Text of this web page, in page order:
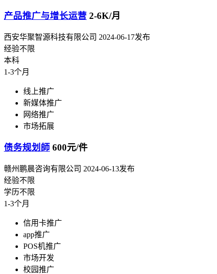
产品推广与增长运营 2-6K/月
西安华聚智源科技有限公司 2024-06-17发布
经验不限
本科
1-3个月
线上推广
新媒体推广
网络推广
市场拓展
债务规划師 600元/件
赣州鹏晨咨询有限公司 2024-06-13发布
经验不限
学历不限
1-3个月
信用卡推广
app推广
POS机推广
市场开发
校园推广